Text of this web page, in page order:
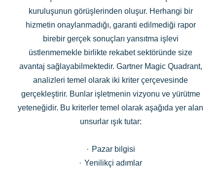
kuruluşunun görüşlerinden oluşur. Herhangi bir
hizmetin onaylanmadığı, garanti edilmediği rapor
birebir gerçek sonuçları yansıtma işlevi
üstlenmemekle birlikte rekabet sektöründe size
avantaj sağlayabilmektedir. Gartner Magic Quadrant,
analizleri temel olarak iki kriter çerçevesinde
gerçekleştirir. Bunlar işletmenin vizyonu ve yürütme
yeteneğidir. Bu kriterler temel olarak aşağıda yer alan
unsurlar ışık tutar:
· Pazar bilgisi
· Yenilikçi adımlar